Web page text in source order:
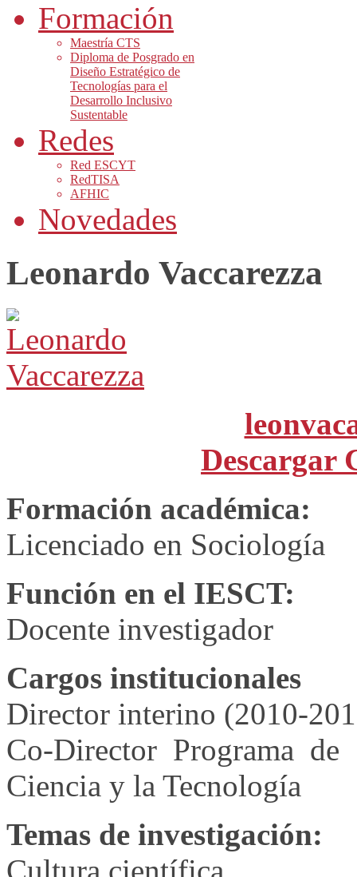
Formación
Maestría CTS
Diploma de Posgrado en
Diseño Estratégico de
Tecnologías para el
Desarrollo Inclusivo
Sustentable
Redes
Red ESCYT
RedTISA
AFHIC
Novedades
Leonardo Vaccarezza
Descargar
Formación académica:
Licenciado en Sociología
Función en el IESCT:
Docente investigador
Cargos institucionales
Director interino (2010-
Co-Director Programa
Ciencia y la Tecnología
Temas de investigación:
Cultura científica